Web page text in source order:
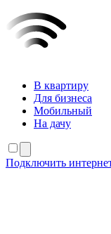
В квартиру
Для бизнеса
Мобильный
На дачу
Подключить